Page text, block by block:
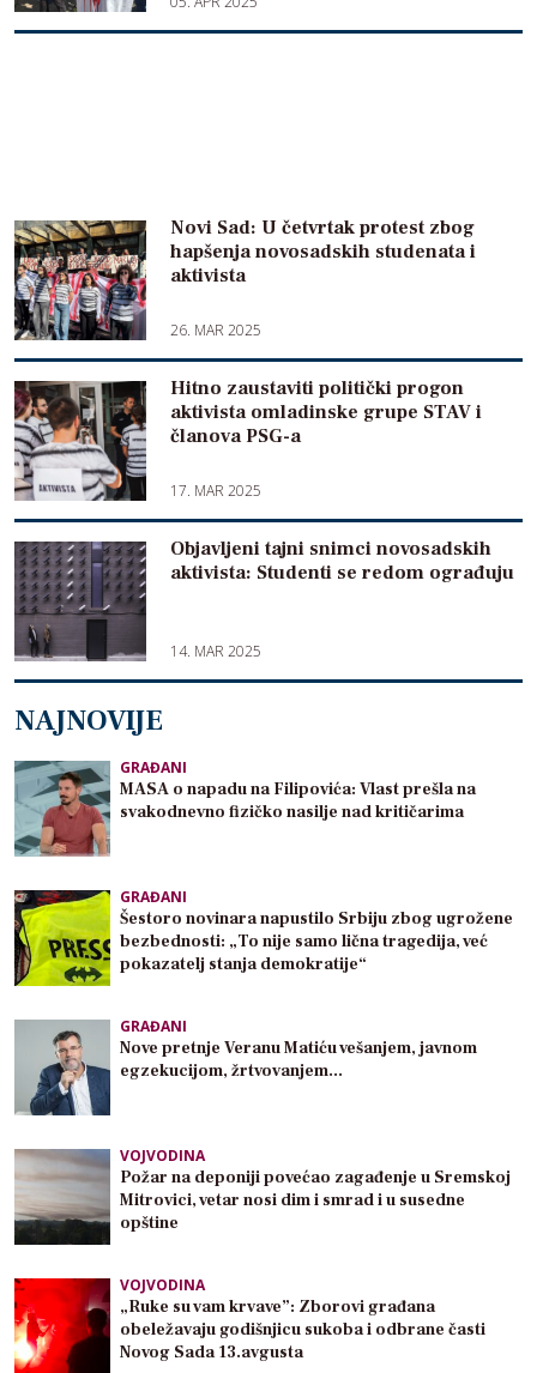
Novi Sad: U četvrtak protest zbog
hapšenja novosadskih studenata i
aktivista
26. MAR 2025
Hitno zaustaviti politički progon
aktivista omladinske grupe STAV i
članova PSG-a
17. MAR 2025
Objavljeni tajni snimci novosadskih
aktivista: Studenti se redom ograđuju
14. MAR 2025
NAJNOVIJE
GRAĐANI
MASA o napadu na Filipovića: Vlast prešla na
svakodnevno fizičko nasilje nad kritičarima
GRAĐANI
Šestoro novinara napustilo Srbiju zbog ugrožene
bezbednosti: „To nije samo lična tragedija, već
pokazatelj stanja demokratije“
GRAĐANI
Nove pretnje Veranu Matiću vešanjem, javnom
egzekucijom, žrtvovanjem…
VOJVODINA
Požar na deponiji povećao zagađenje u Sremskoj
Mitrovici, vetar nosi dim i smrad i u susedne
opštine
VOJVODINA
„Ruke su vam krvave”: Zborovi građana
obeležavaju godišnjicu sukoba i odbrane časti
Novog Sada 13.avgusta